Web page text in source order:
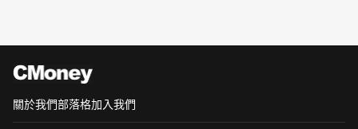
關於我們部落格加入我們